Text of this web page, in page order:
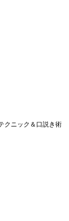
クニック＆口説き術